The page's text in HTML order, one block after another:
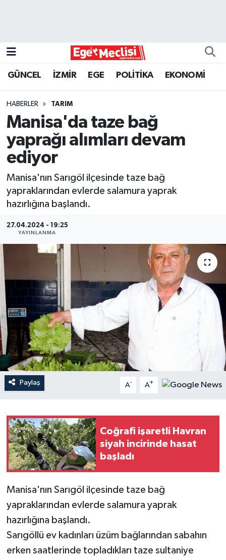
GÜNCEL İZMİR EGE POLİTİKA EKONOMİ
HABERLER TARIM
Manisa'da taze bağ
yaprağı alımları devam
ediyor
Manisa'nın Sarıgöl ilçesinde taze bağ
yapraklarından evlerde salamura yaprak
hazırlığına başlandı.
27.04.2024 - 19:25
YAYINLANMA
Paylaş A- A+
Coğrafi işaretli Havran
siyah incirinde hasat
başladı
Manisa'nın Sarıgöl ilçesinde taze bağ
yapraklarından evlerde salamura yaprak
hazırlığına başlandı.
Sarıgöllü ev kadınları üzüm bağlarından sabahın
erken saatlerinde topladıkları taze sultaniye
GÜNCEL
İZMİR
ÖZEL HABER
POLİTİKA
Programlar
YAŞAM